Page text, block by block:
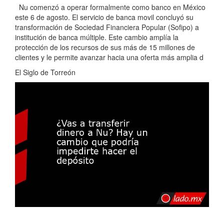
Nu comenzó a operar formalmente como banco en México
este 6 de agosto. El servicio de banca movil concluyó su
transformación de Sociedad Financiera Popular (Sofipo) a
institución de banca múltiple. Este cambio amplía la
protección de los recursos de sus más de 15 millones de
clientes y le permite avanzar hacia una oferta más amplia d
El Siglo de Torreón